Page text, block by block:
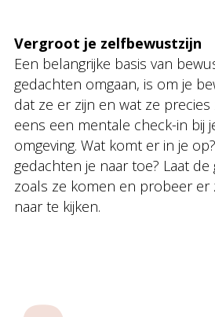
Vergroot je zelfbewustzijn
Een belangrijke basis van
gedachten omgaan, is om je
dat ze er zijn en wat ze precies
eens een mentale check-in bij
omgeving. Wat komt er in je
gedachten je naar toe? Laat
zoals ze komen en probeer
naar te kijken.